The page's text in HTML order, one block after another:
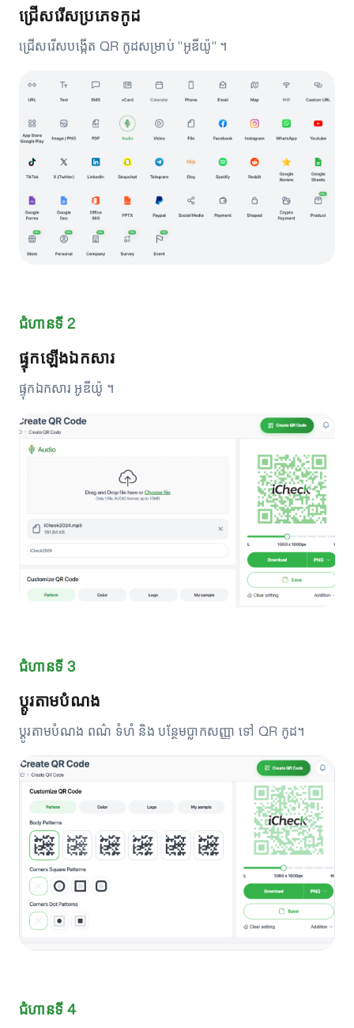
ជ្រើសរើសប្រភេទកូដ
ជ្រើសរើសបង្កើត QR កូដសម្រាប់ "អូឌីយ៉ូ" ។
ជំហានទី 2
ផ្ទុកឡើងឯកសារ
ផ្ទុកឯកសារ អូឌីយ៉ូ ។
ជំហានទី 3
ប្តូរតាមបំណង
ប្តូរតាមបំណង ពណ៌ ទំហំ និង បន្ថែមប្លាកសញ្ញា ទៅ QR កូដ។
ជំហានទី 4